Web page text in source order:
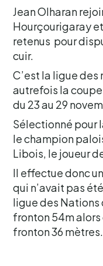
Jean Olharan
Hourçourigaray
retenus pour
cuir.
C’est la ligue
autrefois la
du 23 au 29
Sélectionné pour
le champion
Libois, le joueur
Il effectue donc
qui n’avait pas
ligue des Nations
fronton 54m alors
fronton 36 mètres.